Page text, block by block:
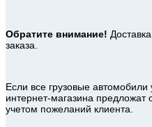
Обратите внимание!
заказа.
Если все грузовые
интернет-магазина
учетом пожеланий клиента.